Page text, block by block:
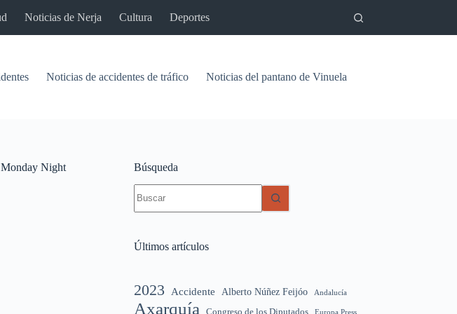
Noticias de Nerja Cultura Deportes
Noticias de accidentes de tráfico Noticias del pantano de Vinuela
Monday Night
Búsqueda
resultados
Últimos artículos
2023 Accidente Alberto Núñez Feijóo Andalucía
Axarquía Congreso de los Diputados Europa Press